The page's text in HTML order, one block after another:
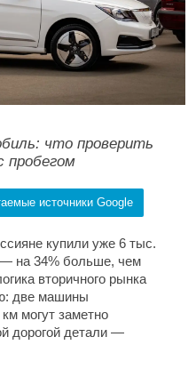
что проверить
пробегом
источники Google
купили уже 6 тыс.
— на 34% больше, чем
вторичного рынка
две машины
могут заметно
дорогой детали —